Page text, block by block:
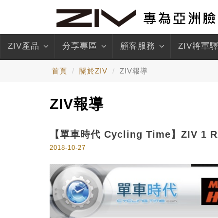
ZIV產品 分享專區 顧客服務 ZIV將軍
首頁 關於ZIV ZIV報導
ZIV報導
【單車時代 Cycling Time】ZIV 1
2018-10-27